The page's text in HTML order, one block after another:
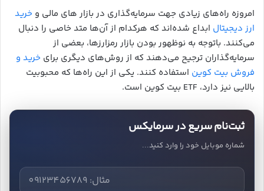
امروزه راه‌های زیادی جهت سرمایه‌گذاری در بازار های مالی و خرید
ارز دیجیتال ابداع شده‌اند که هرکدام از آن‌ها متد خاصی را دنبال
می‌کنند. باتوجه به نوظهور بودن بازار رمزارزها، بعضی از
سرمایه‌گذاران ترجیح می‌دهند که از روش‌های دیگری برای خرید و
فروش بیت کوین استفاده کنند‌. یکی از این راه‌ها که محبوبیت
بالایی نیز دارد، ETF بیت کوین است.
ثبت‌نام سریع در سرمایکس
شماره موبایل خود را وارد کنید...